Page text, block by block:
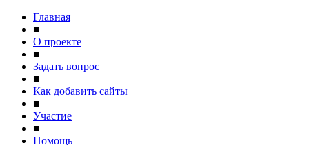
Главная
■
О проекте
■
Задать вопрос
■
Как добавить сайты
■
Участие
■
Помощь